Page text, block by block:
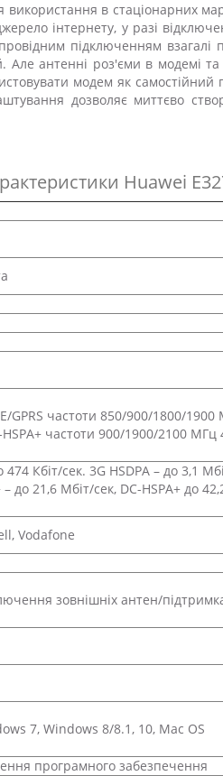
використання в стаціонарних
інтернету, у разі
підключенням
антенні роз'єми в модемі та
модем як самостійний
дозволяє миттєво
Huawei
GPRS частоти 850/900/1800/1900
HSPA+ частоти 900/1900/2100 МГц
474 Кбіт/сек. 3G HSDPA – до 3,1
до 21,6 Мбіт/сек, DC-HSPA+ до
Vodafone
зовнішніх антен/
7, Windows 8/8.1, 10, Mac OS
програмного забезпечення